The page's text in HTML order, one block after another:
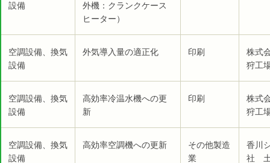
設備
外機：クランクケース
ヒーター）
空調設備、換気
設備
外気導入量の適正化 印刷
株式
狩工
空調設備、換気
設備
高効率冷温水機への更
新
印刷
株式
狩工
空調設備、換気
設備
高効率空調機への更新
その他製造
業
香川
社